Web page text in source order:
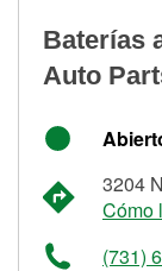
Baterías
Auto
3204
Cómo
(731)